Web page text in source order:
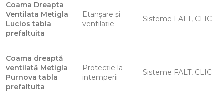
Coama Dreapta
Ventilata Metigla
Lucios tabla
prefaltuita
Etanșare și
ventilație
Sisteme FALT, CLIC
Coama dreaptă
ventilată Metigla
Purnova tabla
prefaltuita
Protecție la
intemperii
Sisteme FALT, CLIC